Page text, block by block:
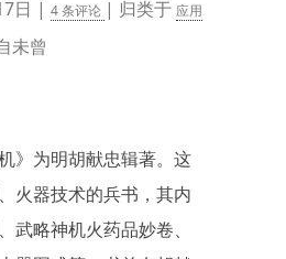
日 | 4 条评论 | 归类于 应用
未曾
》为明胡献忠辑著。这
火器技术的兵书，其内
武略神机火药品妙卷、